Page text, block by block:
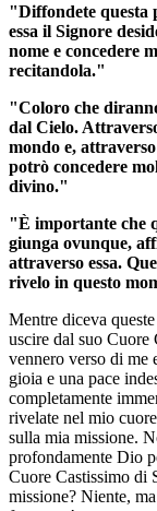
"Diffondete questa
essa il Signore
nome e concedere
recitandola."
"Coloro che
dal Cielo.
mondo e,
potrò concedere
divino."
"È importante che
giunga ovunque,
attraverso essa.
rivelo in questo
Mentre diceva
uscire dal suo Cuore
vennero verso di me
gioia e una pace
completamente
rivelate nel mio
sulla mia missione.
profondamente Dio
Cuore Castissimo di
missione? Niente,